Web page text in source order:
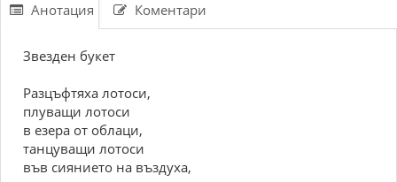
Анотация Коментари
Звезден букет
Разцъфтяха лотоси,
плуващи лотоси
в езера от облаци,
танцуващи лотоси
във сиянието на въздуха,